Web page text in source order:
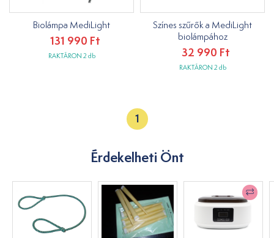
Biolámpa MediLight
131 990 Ft
RAKTÁRON 2 db
Színes szűrők a MediLight
biolámpához
32 990 Ft
RAKTÁRON 2 db
1
Érdekelheti Önt